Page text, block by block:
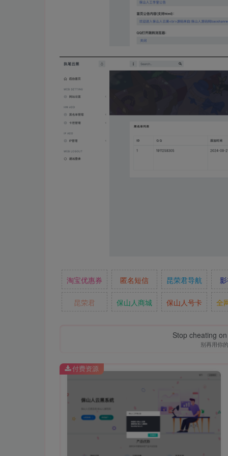
淘宝优惠券 匿名短信 昆荣君导航
昆荣君 保山人商城 保山人号卡 全
Stop cheating
别再用你
付费资源